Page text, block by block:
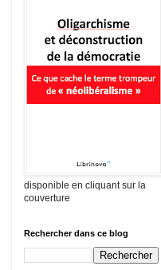
disponible en cliquant sur la
couverture
Rechercher dans ce blog